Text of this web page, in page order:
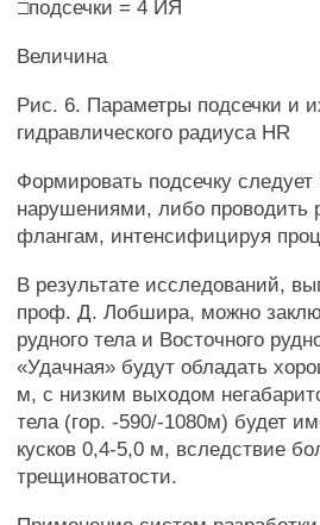
□подсечки = 4 ИЯ
Величина
Рис. 6. Параметры подсечки и
гидравлического радиуса HR
Формировать подсечку
нарушениями, либо проводить
флангам, интенсифицируя
В результате исследований,
проф. Д. Лобшира, можно
рудного тела и Восточного
«Удачная» будут обладать
м, с низким выходом
тела (гор. -590/-1080м) будет
кусков 0,4-5,0 м, вследствие
трещиноватости.